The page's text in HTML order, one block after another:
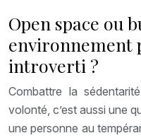
Open space ou
environnement
introverti ?
Combattre la
volonté, c’est aussi une
une personne au